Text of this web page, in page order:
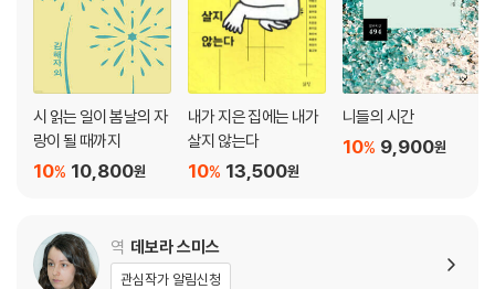
시 읽는 일이 봄날의 자
랑이 될 때까지
10,800원
10%
내가 지은 집에는 내가
살지 않는다
13,500원
10%
니들의 시간
9,900원
10%
역 데보라 스미스
관심작가 알림신청